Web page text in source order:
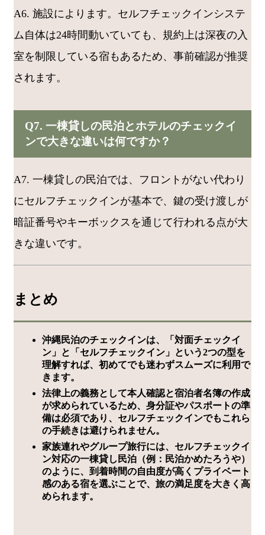
A6. 施設によります。セルフチェックインシステ
ム自体は24時間動いていても、規約上は深夜の入
室を制限している宿もあるため、事前確認が推奨
されます。
Q7. 一棟貸しの民泊とホテルのチェックイ
ンで大きな違いは何ですか？
A7. 一棟貸しの民泊では、フロントがない代わり
にセルフチェックインが基本で、鍵の受け渡しが
暗証番号やキーボックスを通じて行われる点が大
きな違いです。
まとめ
沖縄民泊のチェックインは、「対面チェックイ
ン」と「セルフチェックイン」という2つの型を
理解すれば、初めてでも迷わずスムーズに利用で
きます。
法律上の義務として本人確認と宿泊者名簿の作成
が求められているため、身分証やパスポートの準
備は必須であり、セルフチェックインでもこれら
の手続きは避けられません。
家族連れやグループ旅行には、セルフチェックイ
ン対応の一棟貸し民泊（例：民泊かめたろうや）
のように、到着時間の自由度が高くプライベート
感のある宿を選ぶことで、旅の満足度を大きく高
められます。